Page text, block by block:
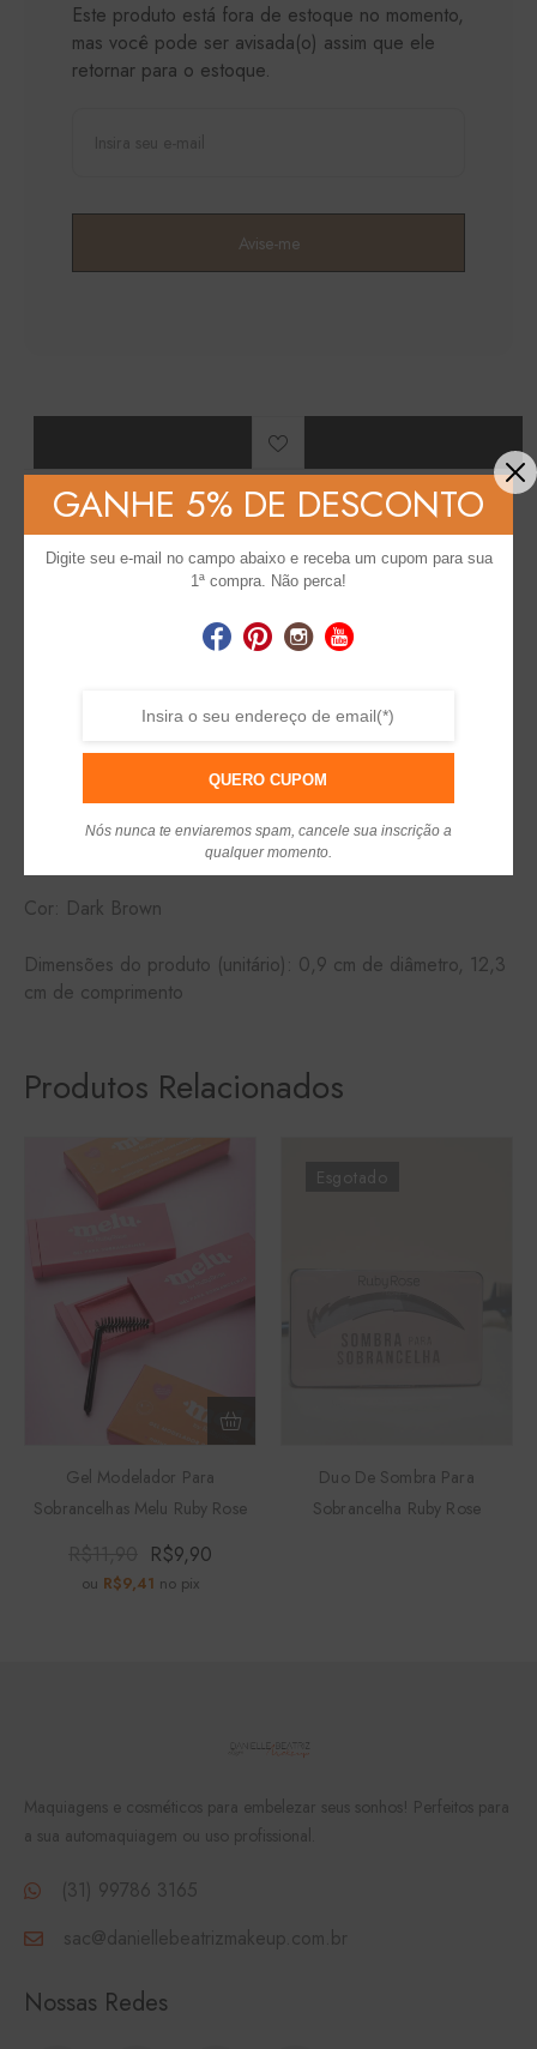
Este produto está fora de estoque no momento,
mas você pode ser avisada(o) assim que ele
retornar para o estoque.
Compartilhar em: Save
Detalhes
Lápis Retrátil para Sobrancelha Chanfrado
foi desenvolvido para realçar, preencher e
desenhar as sobrancelhas, ele possui ponta chanfrada para
melhor acabamento e aplicação.
Cor: Dark Brown
Dimensões do produto (unitário): 0,9 cm de diâmetro, 12,3
cm de comprimento
Produtos Relacionados
Gel Modelador Para
Sobrancelhas Melu Ruby Rose
R$9,90
ou R$9,41 no pix
Esgotado
Duo De Sombra Para
Sobrancelha Ruby Rose
Maquiagens e cosméticos para embelezar seus sonhos! Perfeitos para
a sua automaquiagem ou uso profissional.
(31) 99786 3165
sac@daniellebeatrizmakeup.com.br
Nossas Redes
GANHE 5% DE DESCONTO
Digite seu e-mail no campo abaixo e receba um cupom para sua
1ª compra. Não perca!
QUERO CUPOM
Nós nunca te enviaremos spam, cancele sua inscrição a
qualquer momento.